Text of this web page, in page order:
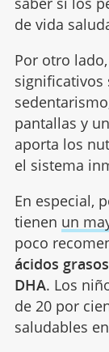
de vida
Por otro
significativos
pantallas y
aporta los
el sistema
En especial,
tienen un
poco
ácidos
DHA. Los
de 20 por
saludables